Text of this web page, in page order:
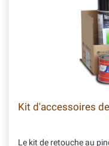
Kit d'accessoires
Le kit de retouche au